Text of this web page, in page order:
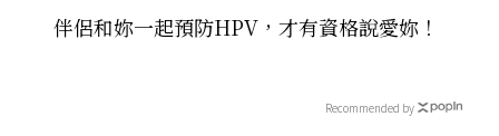
伴侶和妳一起預防HPV，才有資格說愛妳！
Recommended by